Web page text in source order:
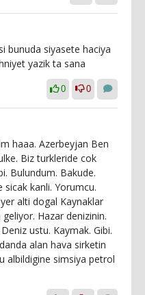
bunuda siyasete haciya
yazik ta sana
0 0
haaa. Azerbeyjan Ben
Biz turkleride cok
Bulundum. Bakude.
kanli. Yorumcu.
alti dogal Kaynaklar
Hazar denizinin.
ustu. Kaymak. Gibi.
alan hava sirketin
albildigine simsiya petrol